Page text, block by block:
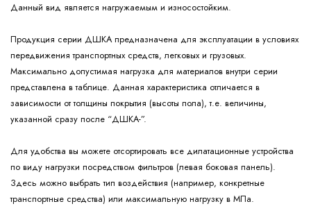
Данный вид является нагружаемым и износостойким.
Продукция серии ДШКА предназначена для эксплуатации в условиях
передвижения транспортных средств, легковых и грузовых.
Максимально допустимая нагрузка для материалов внутри серии
представлена в таблице. Данная характеристика отличается в
зависимости от толщины покрытия (высоты пола), т.е. величины,
указанной сразу после “ДШКА-”.
Для удобства вы можете отсортировать все дилатационные устройства
по виду нагрузки посредством фильтров (левая боковая панель).
Здесь можно выбрать тип воздействия (например, конкретные
транспортные средства) или максимальную нагрузку в МПа.